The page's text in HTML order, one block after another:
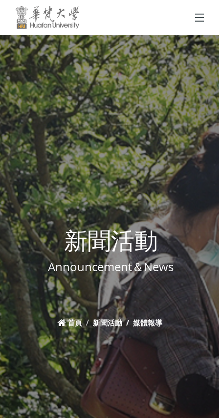
跳到頁面主要內容區
新聞活動
Announcement＆News
首頁 新聞活動 媒體報導